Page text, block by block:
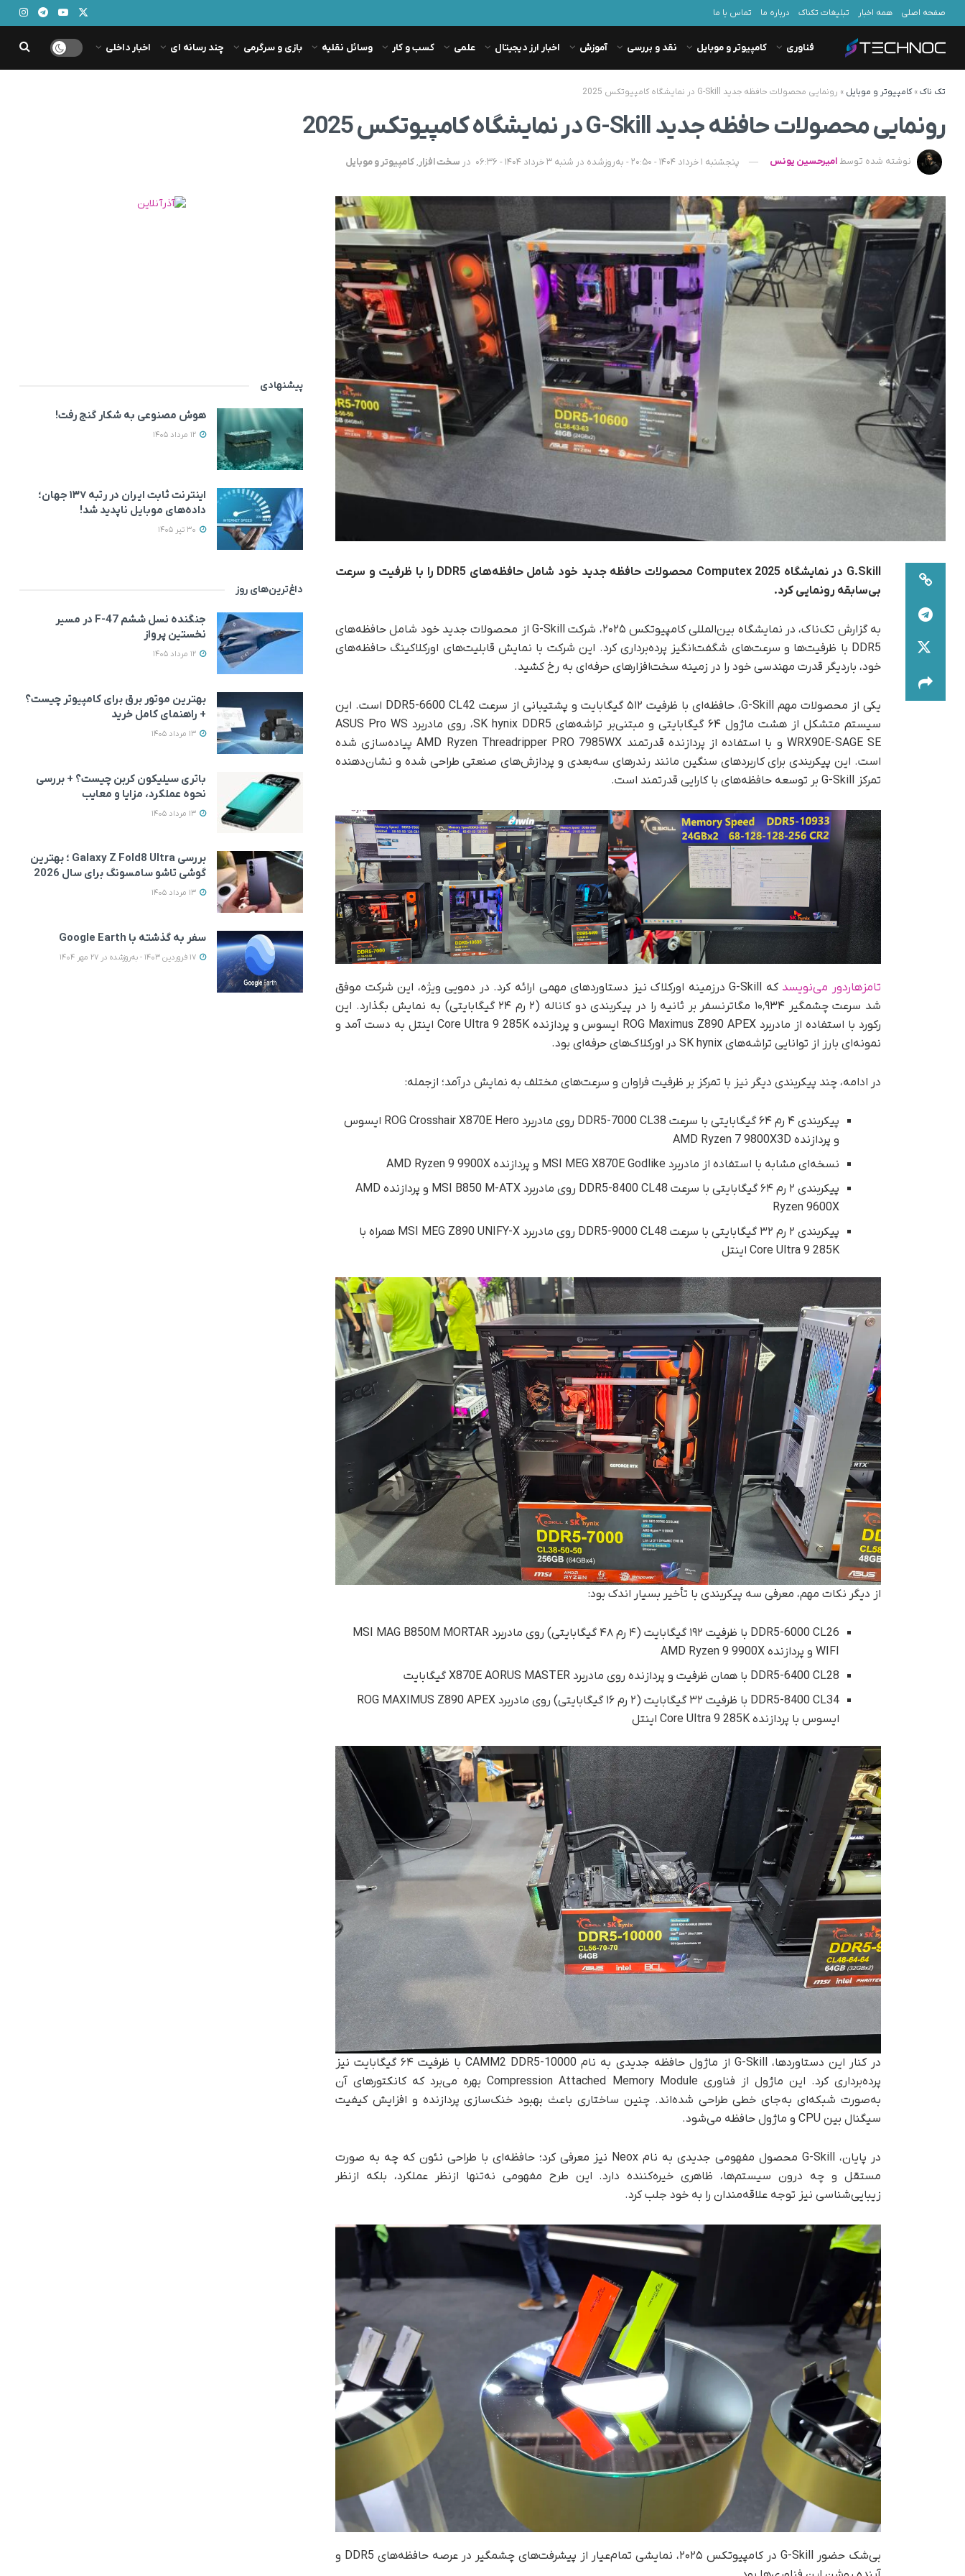
صفحه اصلی همه اخبار تبلیغات تکناک درباره ما تماس با ما
فناوری کامپیوتر و موبایل نقد و بررسی آموزش اخبار ارز دیجیتال علمی کسب و کار وسائل نقلیه بازی و سرگرمی چند رسانه ای اخبار داخلی
تک ناک»کامپیوتر و موبایل » رونمایی محصولات حافظه جدید G-Skill در نمایشگاه کامپیوتکس 2025
رونمایی محصولات حافظه جدید G-Skill در نمایشگاه کامپیوتکس 2025
نوشته شده توسط امیرحسین یونس پنجشنبه 1 خرداد 1404 - 20:50 - به‌روزشده در شنبه 3 خرداد 1404 - 06:36 در سخت افزار,کامپیوتر و موبایل
G.Skill در نمایشگاه Computex 2025 محصولات حافظه جدید خود شامل حافظه‌های DDR5 را با ظرفیت و سرعت
بی‌سابقه رونمایی کرد.
به گزارش تک‌ناک‌، در نمایشگاه بین‌المللی کامپیوتکس ۲۰۲۵، شرکت G-Skill از محصولات جدید خود شامل حافظه‌های
DDR5 با ظرفیت‌ها و سرعت‌های شگفت‌انگیز پرده‌برداری کرد. این شرکت با نمایش قابلیت‌های اورکلاکینگ حافظه‌های
خود، بار‌دیگر قدرت مهندسی خود را در زمینه سخت‌افزارهای حرفه‌ای به رخ کشید.
یکی از محصولات مهم G-Skill، حافظه‌ای با ظرفیت ۵۱۲ گیگابایت و پشتیبانی از سرعت DDR5-6600 CL42 است. این
سیستم متشکل از هشت ماژول ۶۴ گیگابایتی و مبتنی‌بر تراشه‌های SK hynix DDR5، روی مادربرد ASUS Pro WS
WRX90E-SAGE SE و با استفاده از پردازنده قدرتمند AMD Ryzen Threadripper PRO 7985WX پیاده‌سازی شده
است. این پیکربندی برای کاربردهای سنگین مانند رندرهای سه‌بعدی و پردازش‌های صنعتی طراحی شده و نشان‌دهنده
تمرکز G-Skill بر توسعه حافظه‌های با کارایی قدرتمند است.
تامزهاردور می‌نویسد
که G-Skill در‌زمینه اورکلاک نیز دستاوردهای مهمی ارائه کرد. در دمویی ویژه، این شرکت موفق
شد سرعت چشمگیر ۱۰٬۹۳۴ مگاترنسفر بر ثانیه را در پیکربندی دو کاناله (۲ رم ۲۴ گیگابایتی) به نمایش بگذارد. این
رکورد با استفاده از مادربرد ROG Maximus Z890 APEX ایسوس و پردازنده Core Ultra 9 285K اینتل به‌ دست آمد و
نمونه‌ای بارز از توانایی تراشه‌های SK hynix در اورکلاک‌های حرفه‌ای بود.
در ادامه، چند پیکربندی دیگر نیز با تمرکز بر ظرفیت فراوان و سرعت‌های مختلف به نمایش درآمد؛ از‌جمله:
پیکربندی ۴ رم ۶۴ گیگابایتی با سرعت DDR5-7000 CL38 روی مادربرد ROG Crosshair X870E Hero ایسوس
و پردازنده AMD Ryzen 7 9800X3D
نسخه‌ای مشابه با استفاده از مادربرد MSI MEG X870E Godlike و پردازنده AMD Ryzen 9 9900X
پیکربندی ۲ رم ۶۴ گیگابایتی با سرعت DDR5-8400 CL48 روی مادربرد MSI B850 M-ATX و پردازنده AMD
Ryzen 9600X
پیکربندی ۲ رم ۳۲ گیگابایتی با سرعت DDR5-9000 CL48 روی مادربرد MSI MEG Z890 UNIFY-X همراه با
Core Ultra 9 285K اینتل
از دیگر نکات مهم، معرفی سه پیکربندی با تأخیر بسیار اندک بود:
DDR5-6000 CL26 با ظرفیت ۱۹۲ گیگابایت (۴ رم ۴۸ گیگابایتی) روی مادربرد MSI MAG B850M MORTAR
WIFI و پردازنده AMD Ryzen 9 9900X
DDR5-6400 CL28 با همان ظرفیت و پردازنده روی مادربرد X870E AORUS MASTER گیگابایت
DDR5-8400 CL34 با ظرفیت ۳۲ گیگابایت (۲ رم ۱۶ گیگابایتی) روی مادربرد ROG MAXIMUS Z890 APEX
ایسوس با پردازنده Core Ultra 9 285K اینتل
در کنار این دستاوردها، G-Skill از ماژول حافظه جدیدی به نام CAMM2 DDR5-10000 با ظرفیت ۶۴ گیگابایت نیز
پرده‌برداری کرد. این ماژول از فناوری Compression Attached Memory Module بهره می‌برد که کانکتورهای آن
به‌صورت شبکه‌ای به‌جای خطی طراحی شده‌اند. چنین ساختاری باعث بهبود خنک‌سازی پردازنده و افزایش کیفیت
سیگنال بین CPU و ماژول حافظه می‌شود.
در پایان، G-Skill محصول مفهومی جدیدی به نام Neox نیز معرفی کرد؛ حافظه‌ای با طراحی نئون که چه به صورت
مستقل و چه درون سیستم‌ها، ظاهری خیره‌کننده دارد. این طرح مفهومی نه‌تنها ازنظر عملکرد، بلکه ازنظر
زیبایی‌شناسی نیز توجه علاقه‌مندان را به خود جلب کرد.
بی‌شک حضور G-Skill در کامپیوتکس ۲۰۲۵، نمایشی تمام‌عیار از پیشرفت‌های چشمگیر در عرصه حافظه‌های DDR5 و
پیشنهادی
هوش مصنوعی به شکار گنج رفت!
اینترنت ثابت ایران در رتبه ۱۳۷ جهان؛
داده‌های موبایل ناپدید شد!
داغ‌ترین‌های روز
جنگنده نسل ششم F-47 در مسیر
نخستین پرواز
بهترین موتور برق برای کامپیوتر چیست؟
+ راهنمای کامل خرید
باتری سیلیکون کربن چیست؟ + بررسی
نحوه عملکرد، مزایا و معایب
بررسی Galaxy Z Fold8 Ultra ؛ بهترین
گوشی تاشو سامسونگ برای سال 2026
سفر به گذشته با Google Earth